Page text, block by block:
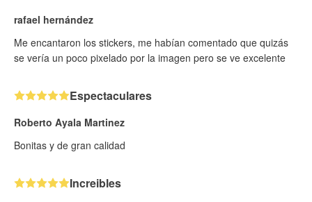
rafael hernández
Me encantaron los stickers, me habían comentado que quizás
se vería un poco pixelado por la imagen pero se ve excelente
Espectaculares
Roberto Ayala Martinez
Bonitas y de gran calidad
Increibles